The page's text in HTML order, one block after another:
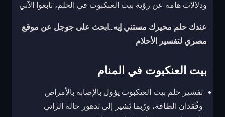
ودلالات هامة عن رؤية بيت العنكبوت في الحلم، تابعوا الآتي
عندك حلم محيرك مستني إيه..ابحث على جوجل عن موقع
مصري لتفسير الأحلام
بيت العنكبوت في المنام
تفسير حلم بيت العنكبوت يؤول بالإصابة بالأمراض
وفُقدان الطاقة، ورُبما يُشير إلى تدهور حالة الرائي